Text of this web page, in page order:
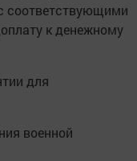
соответствующими
к денежному
для
военной